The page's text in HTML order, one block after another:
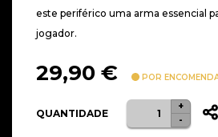
este periférico uma arma essencial
jogador.
29,90 € POR
QUANTIDADE
Quantidade
de
-
+